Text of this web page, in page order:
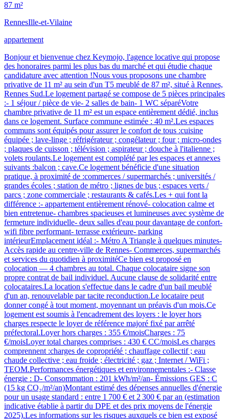
87 m²
RennesIlle-et-Vilaine
appartement
Bonjour et bienvenue chez Keymojo, l'agence locative qui propose
des honoraires parmi les plus bas du marché et qui étudie chaque
candidature avec attention !Nous vous proposons une chambre
privative de 11 m² au sein d'un T5 meublé de 87 m², situé à Rennes,
Rennes Sud.Le logement partagé se compose de 5 pièces principales
:- 1 séjour / pièce de vie- 2 salles de bain- 1 WC séparéVotre
chambre privative de 11 m² est un espace entièrement dédié, inclus
dans ce logement. Surface commune estimée : 40 m².Les espaces
communs sont équipés pour assurer le confort de tous :cuisine
équipée ; lave-linge ; réfrigérateur ; congélateur ; four ; micro-ondes
; plaques de cuisson ; télévision ; aspirateur ; douche à l'italienne ;
volets roulants.Le logement est complété par les espaces et annexes
suivants :balcon ; cave.Ce logement bénéficie d'une situation
pratique, à proximité de :commerces / supermarchés ; universités /
grandes écoles ; station de métro ; lignes de bus ; espaces verts /
parcs ; zone commerciale ; restaurants & cafés.Les + qui font la
différence :- appartement entièrement rénové- colocation calme et
bien entretenue- chambres spacieuses et lumineuses avec système de
fermeture individuelle- deux salles d'eau pour davantage de confort-
wifi fibre performant- terrasse extérieure- parking
intérieurEmplacement idéal :- Métro A Triangle à quelques minutes-
Accès rapide au centre-ville de Rennes- Commerces, supermarchés
et services du quotidien à proximitéCe bien est proposé en
colocation — 4 chambres au total. Chaque colocataire signe son
propre contrat de bail individuel. Aucune clause de solidarité entre
colocataires.La location s'effectue dans le cadre d'un bail meublé
d'un an, renouvelable par tacite reconduction.Le locataire peut
donner congé à tout moment, moyennant un préavis d'un mois.Ce
logement est soumis à l'encadrement des loyers : le loyer hors
charges respecte le loyer de référence majoré fixé par arrêté
préfectoral.Loyer hors charges : 355 €/moisCharges : 75
€/moisLoyer total charges comprises : 430 € CC/moisLes charges
comprennent :charges de copropriété ; chauffage collectif ; eau
chaude collective ; eau froide ; électricité ; gaz ; Internet / WiFi ;
TEOM.Performances énergétiques et environnementales :- Classe
énergie : D- Consommation : 201 kWh/m²/an- Émissions GES : C
(15 kg CO₂/m²/an)Montant estimé des dépenses annuelles d'énergie
pour un usage standard : entre 1 700 € et 2 300 € par an (estimation
indicative établie à partir du DPE et des prix moyens de l'énergie
2025).Les informations sur les risques auxquels ce bien est exposé